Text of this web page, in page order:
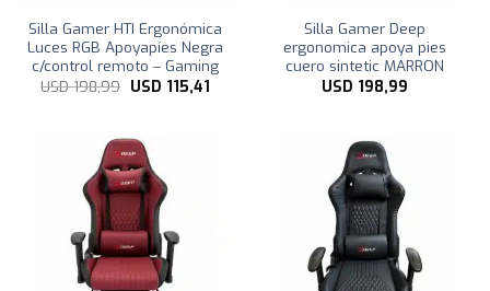
Silla Gamer HTI Ergonómica
Luces RGB Apoyapíes Negra
c/control remoto – Gaming
USD198,99 El
USD
198,99.
USD 115,41El
Silla Gamer Deep
ergonomica apoya pies
cuero sintetic MARRON
USD 198,99